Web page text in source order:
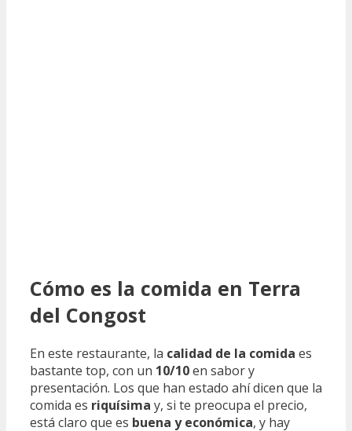
Cómo es la comida en Terra
del Congost
En este restaurante, la calidad de la comida es
bastante top, con un 10/10en sabor y
presentación. Los que han estado ahí dicen que la
comida es riquísima y, si te preocupa el precio,
está claro que es buena y económica, y hay